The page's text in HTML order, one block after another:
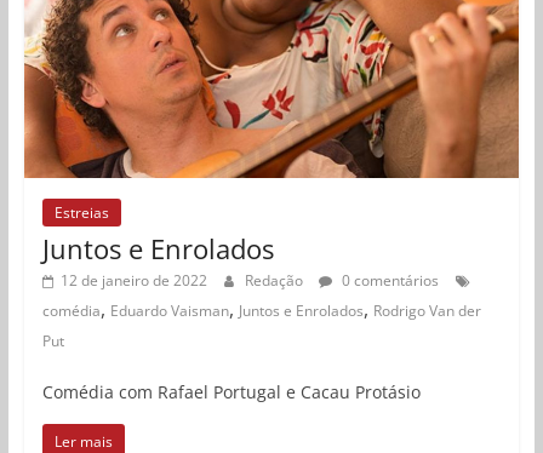
Estreias
Juntos e Enrolados
12 de janeiro de 2022 Redação
0 comentários
comédia, Eduardo Vaisman, Juntos e Enrolados, Rodrigo Van der
Put
Comédia com Rafael Portugal e Cacau Protásio
Ler mais